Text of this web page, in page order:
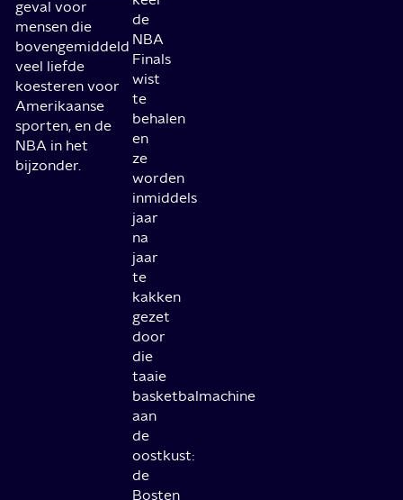
geval voor
mensen die
bovengemiddeld
veel liefde
koesteren voor
Amerikaanse
sporten, en de
NBA in het
bijzonder.
de
NBA
Finals
wist
te
behalen
en
ze
worden
inmiddels
jaar
na
jaar
te
kakken
gezet
door
die
taaie
basketbalmachine
aan
de
oostkust:
de
Bosten